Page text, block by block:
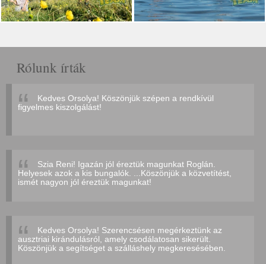
Rólunk írták
Kedves Orsolya! Köszönjük szépen a rendkívül
figyelmes kiszolgálást!
Szia Reni! Igazán jól éreztük magunkat Roglán.
Helyesek azok a kis bungalók. ...Köszönjük a közvetítést,
ismét nagyon jól éreztük magunkat!
Kedves Orsolya! Szerencsésen megérkeztünk az
ausztriai kirándulásról, amely csodálatosan sikerült.
Köszönjük a segítséget a szálláshely megkeresésében.